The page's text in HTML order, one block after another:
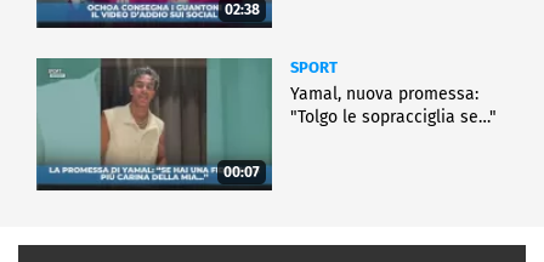
02:38
00:07
SPORT
Yamal, nuova promessa:
"Tolgo le sopracciglia se…"